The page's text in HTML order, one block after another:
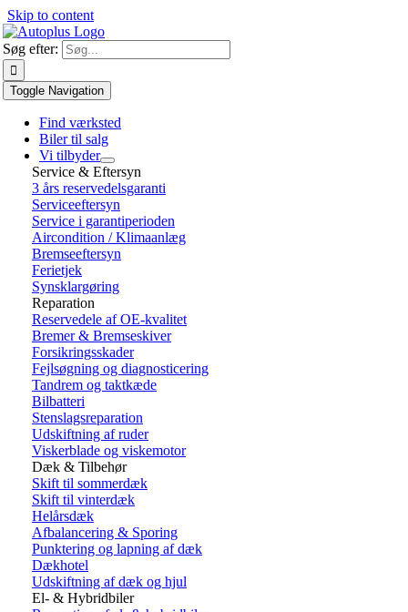
Skip to content
Søg efter:
Toggle Navigation
Find værksted
Biler til salg
Vi tilbyder
Service & Eftersyn
3 års reservedelsgaranti
Serviceeftersyn
Service i garantiperioden
Aircondition / Klimaanlæg
Bremseeftersyn
Ferietjek
Synsklargøring
Reparation
Reservedele af OE-kvalitet
Bremer & Bremseskiver
Forsikringsskader
Fejlsøgning og diagnosticering
Tandrem og taktkæde
Bilbatteri
Stenslagsreparation
Udskiftning af ruder
Viskerblade og viskemotor
Dæk & Tilbehør
Skift til sommerdæk
Skift til vinterdæk
Helårsdæk
Afbalancering & Sporing
Punktering og lapning af dæk
Dækhotel
Udskiftning af dæk og hjul
El- & Hybridbiler